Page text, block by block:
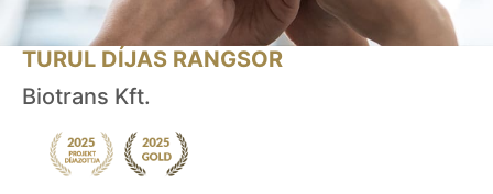
TURUL DÍJAS RANGSOR
Biotrans Kft.